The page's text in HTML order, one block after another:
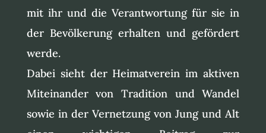
mit ihr und die Verantwortung für sie in
der Bevölkerung erhalten und gefördert
werde.
Dabei sieht der Heimatverein im aktiven
Miteinander von Tradition und Wandel
sowie in der Vernetzung von Jung und Alt